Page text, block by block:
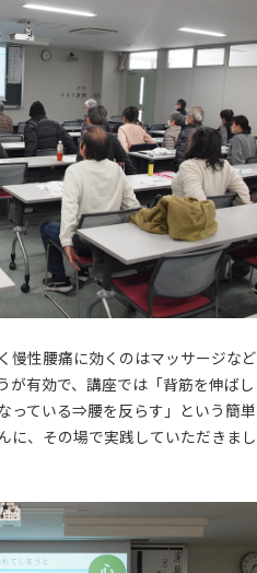
慢性腰痛に効くのはマッサージなど
が有効で、講座では「背筋を伸ばし
っている⇒腰を反らす」という簡単
に、その場で実践していただきまし